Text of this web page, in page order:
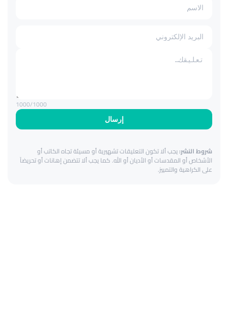
إرسال
1000/1000
شروط النشر:يجب ألا تكون التعليقات تشهيرية أو مسيئة تجاه الكاتب أو
الأشخاص أو المقدسات أو الأديان أو الله. كما يجب ألا تتضمن إهانات أو تحريضاً
على الكراهية والتمييز.